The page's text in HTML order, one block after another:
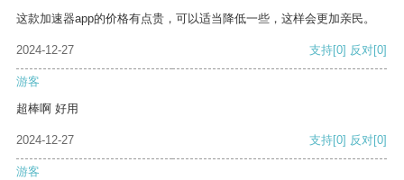
这款加速器app的价格有点贵，可以适当降低一些，这样会更加亲民。
2024-12-27 支持[0] 反对[0]
游客
超棒啊 好用
2024-12-27 支持[0] 反对[0]
游客